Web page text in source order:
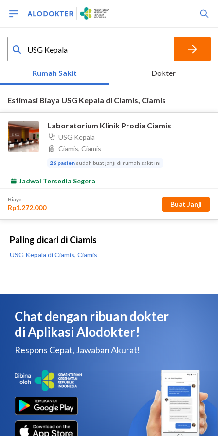
Paling dicari di Ciamis
USG Kepala di Ciamis, Ciamis